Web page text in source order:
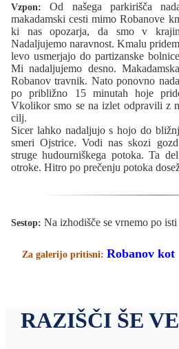
Vzpon:
Od našega parkirišča
makadamski cesti mimo Robanove
ki nas opozarja, da smo v
Nadaljujemo naravnost. Kmalu
levo usmerjajo do partizanske
Mi nadaljujemo desno.
Robanov travnik. Nato ponovno
po približno 15 minutah hoje
Vkolikor smo se na izlet odpravili z
cilj.
Sicer lahko nadaljujo s hojo do
smeri Ojstrice. Vodi nas skozi
struge hudourniškega potoka. Ta
otroke. Hitro po prečenju potoka
Sestop: Na izhodišče se vrnemo po
Za galerijo pritisni: Robanov kot
RAZIŠČI ŠE